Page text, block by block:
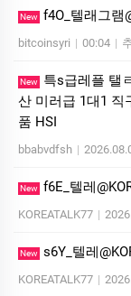
New f4O_텔래그램
bitcoinsyri | 00:04 |
New
특s급레플 탤
산 미러급 1대1 직
품 HSI
bbabvdfsh |
New f6E_텔레
KOREATALK77 |
New s6Y_텔레
KOREATALK77 |